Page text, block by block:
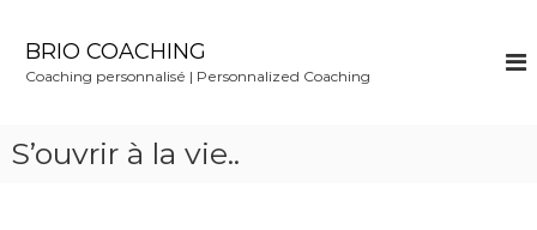
BRIO COACHING
Coaching personnalisé | Personnalized Coaching
S’ouvrir à la vie..